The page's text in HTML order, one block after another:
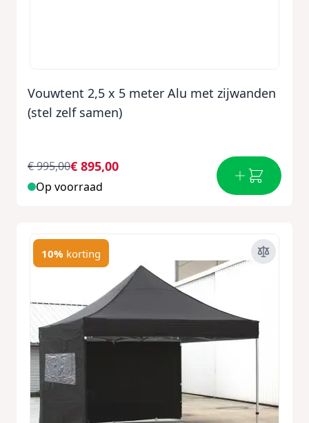
Vouwtent 2,5 x 5 meter Alu met zijwanden
(stel zelf samen)
€ 895,00
€ 995,00
Op voorraad
10% korting